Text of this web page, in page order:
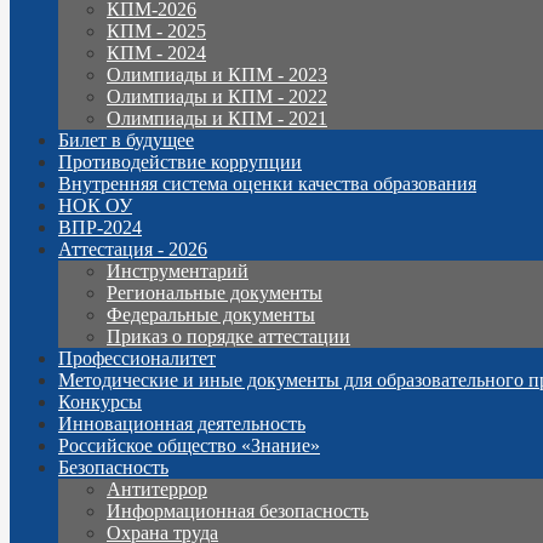
КПМ-2026
КПМ - 2025
КПМ - 2024
Олимпиады и КПМ - 2023
Олимпиады и КПМ - 2022
Олимпиады и КПМ - 2021
Билет в будущее
Противодействие коррупции
Внутренняя система оценки качества образования
НОК ОУ
ВПР-2024
Аттестация - 2026
Инструментарий
Региональные документы
Федеральные документы
Приказ о порядке аттестации
Профессионалитет
Методические и иные документы для образовательного
Конкурсы
Инновационная деятельность
Российское общество «Знание»
Безопасность
Антитеррор
Информационная безопасность
Охрана труда